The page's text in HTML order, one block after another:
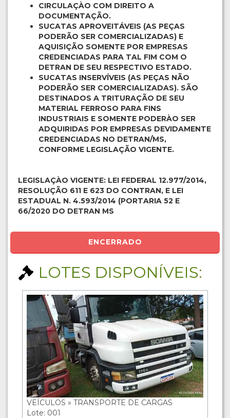
CIRCULAÇÀO COM DIREITO A
DOCUMENTAÇÃO.
SUCATAS APROVEITÁVEIS (AS PEÇAS
PODERÃO SER COMERCIALIZADAS) E
AQUISIÇÃO SOMENTE POR EMPRESAS
CREDENCIADAS PARA TAL FIM COM O
DETRAN DE SEU RESPECTIVO ESTADO.
SUCATAS INSERVÍVEIS (AS PEÇAS NÃO
PODERÃO SER COMERCIALIZADAS). SÃO
DESTINADOS A TRITURAÇÃO DE SEU
MATERIAL FERROSO PARA FINS
INDUSTRIAIS E SOMENTE PODERÀO SER
ADQUIRIDAS POR EMPRESAS DEVIDAMENTE
CREDENCIADAS NO DETRAN/MS,
CONFORME LEGISLAÇÃO VIGENTE.
LEGISLAÇÀO VIGENTE: LEI FEDERAL 12.977/2014,
RESOLUÇÃO 611 E 623 DO CONTRAN, E LEI
ESTADUAL N. 4.593/2014 (PORTARIA 52 E
66/2020 DO DETRAN MS
ENCERRADO
LOTES DISPONÍVEIS:
VEÍCULOS » TRANSPORTE DE CARGAS
Lote: 001